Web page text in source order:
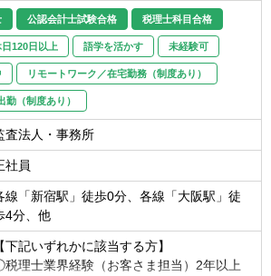
公認会計士試験合格 税理士科目合格
120日以上 語学を活かす 未経験可
リモートワーク／在宅勤務（制度あり）
勤（制度あり）
査法人・事務所
社員
線「新宿駅」徒歩0分、各線「大阪駅」徒
4分、他
【下記いずれかに該当する方】
理士業界経験（お客さま担当）2年以上